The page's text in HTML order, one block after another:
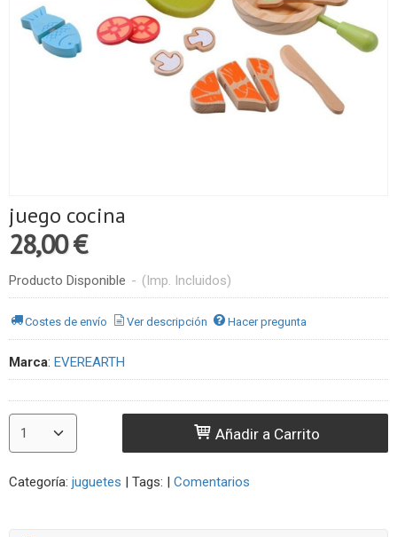
juego cocina
28,00 €
Producto Disponible - (Imp. Incluidos)
Costes de envío Ver descripción Hacer pregunta
Marca: EVEREARTH
Añadir a Carrito
Categoría: juguetes | Tags: | Comentarios